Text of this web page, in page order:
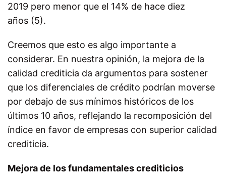
2019 pero menor que el 14% de hace diez
años (5).
Creemos que esto es algo importante a
considerar. En nuestra opinión, la mejora de la
calidad crediticia da argumentos para sostener
que los diferenciales de crédito podrían moverse
por debajo de sus mínimos históricos de los
últimos 10 años, reflejando la recomposición del
índice en favor de empresas con superior calidad
crediticia.
Mejora de los fundamentales crediticios